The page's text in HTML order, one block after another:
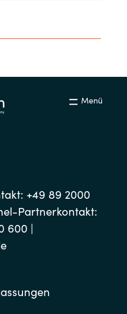
Menü
+49 89 2000
Partnerkontakt:
600 |